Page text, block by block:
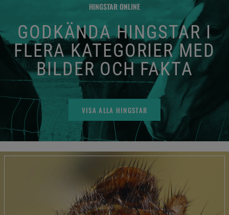
HINGSTAR ONLINE
GODKÄNDA HINGSTAR I
FLERA KATEGORIER MED
BILDER OCH FAKTA
VISA ALLA HINGSTAR